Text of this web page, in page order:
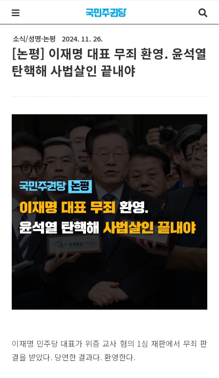
소식/성명·논평 2024. 11. 26.
[논평] 이재명 대표 무죄 환영. 윤석열
탄핵해 사법살인 끝내야
이재명 민주당 대표가 위증 교사 혐의 1심 재판에서 무죄 판
결을 받았다. 당연한 결과다. 환영한다.